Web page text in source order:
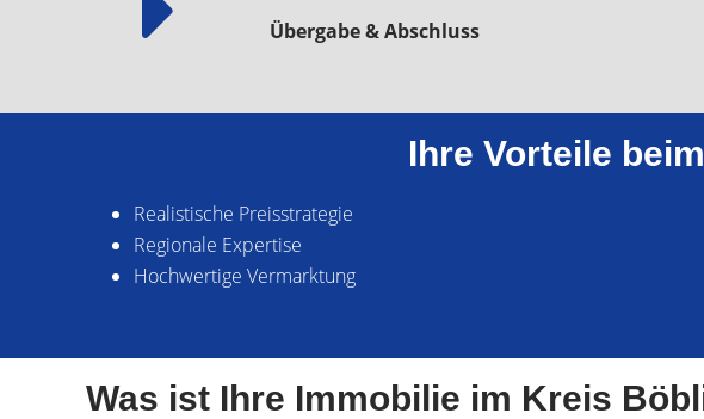
Übergabe & Abschluss
Ihre Vorteile
Realistische Preisstrategie
Regionale Expertise
Hochwertige Vermarktung
Was ist Ihre Immobilie im Kreis